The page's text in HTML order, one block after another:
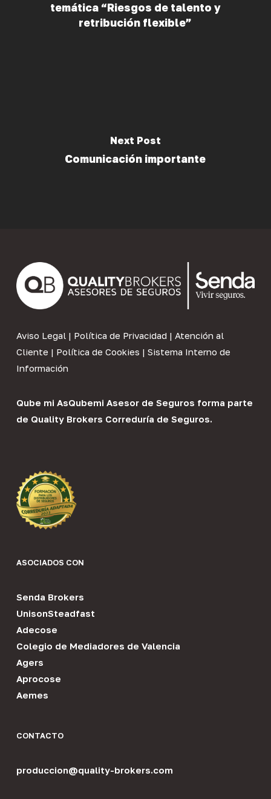
temática “Riesgos de talento y
retribución flexible”
Next Post
Comunicación importante
Aviso Legal| Política de Privacidad | Atención al
Cliente | Política de Cookies | Sistema Interno de
Información
Qube mi AsQubemi Asesor de Seguros forma parte
de Quality Brokers Correduría de Seguros.
ASOCIADOS CON
Senda Brokers
UnisonSteadfast
Adecose
Colegio de Mediadores de Valencia
Agers
Aprocose
Aemes
CONTACTO
produccion@quality-brokers.com